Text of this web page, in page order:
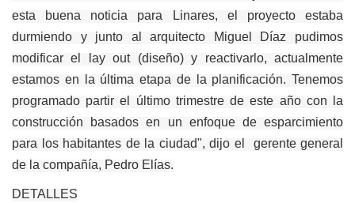
esta buena noticia para Linares, el proyecto estaba
durmiendo y junto al arquitecto Miguel Díaz pudimos
modificar el lay out (diseño) y reactivarlo, actualmente
estamos en la última etapa de la planificación. Tenemos
programado partir el último trimestre de este año con la
construcción basados en un enfoque de esparcimiento
para los habitantes de la ciudad", dijo el gerente general
de la compañía, Pedro Elías.
DETALLES